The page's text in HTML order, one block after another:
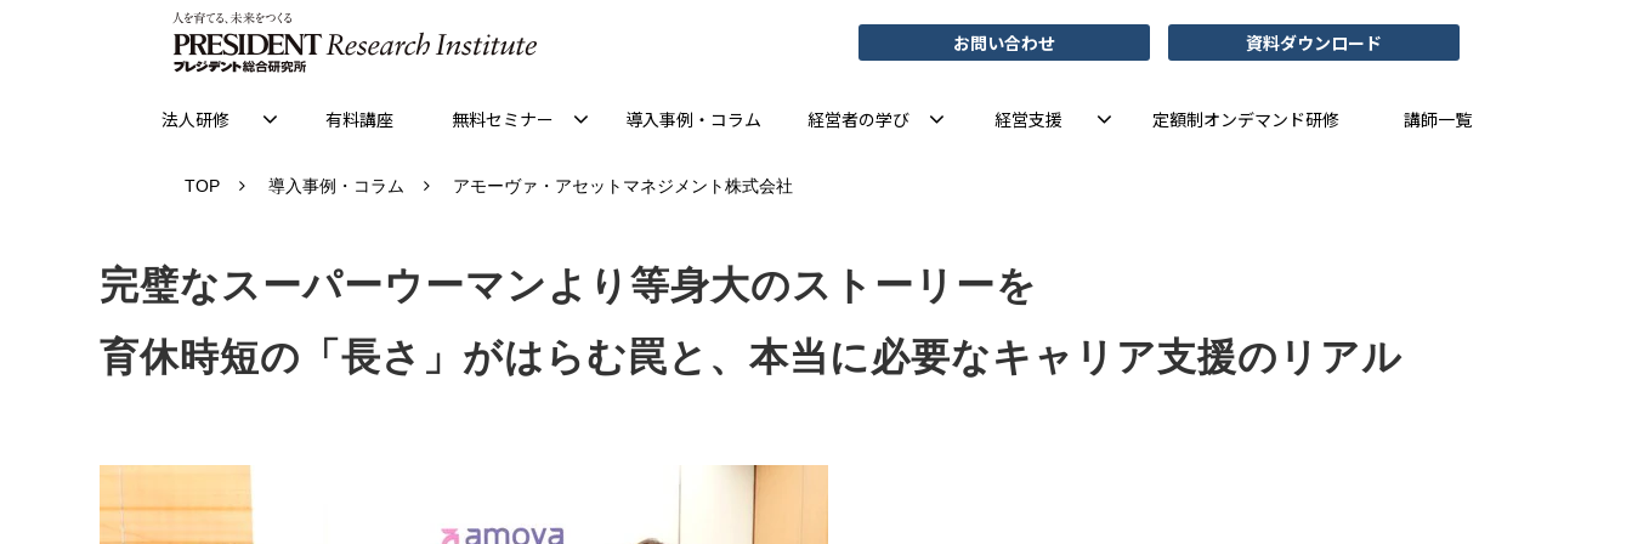
お問い合わせ 資料ダウンロード
法人研修 有料講座 無料セミナー 導入事例・コラム 経営者の学び 経営支援 定額制オンデマンド研修 講師一覧
TOP 導入事例・コラム アモーヴァ・アセットマネジメント株式会社
完璧なスーパーウーマンより等身大のストーリーを
育休時短の「長さ」がはらむ罠と、本当に必要なキャリア支援のリアル